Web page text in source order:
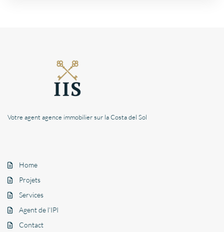
Votre agent agence immobilier sur la Costa del Sol
Home
Projets
Services
Agent de l’IPI
Contact